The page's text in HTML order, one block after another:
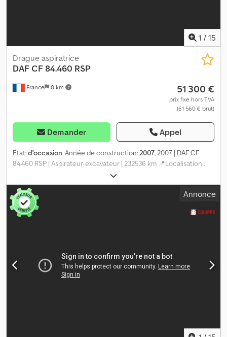
1 / 15
France 0 km
Drague aspiratrice
DAF CF 84.460 RSP
51 300 €
prix fixe hors TVA
(61 560 € brut)
Demander Appel
État:d'occasion, Année de construction:2007, 2007 | DAF CF
84.460 RSP | Aspirateur-excavateur | 232536 km 📍Localisation :
France 🚛 Livraison possible jusqu’à votre destination – Utilisez
notre calculateur de transport pour estimer les frais
d’acheminement ! 💰 Achetez maintenant pour 51 300 EUR ou
faites une offre. Paiement à la livraison possible avec des frais
modérés (sous réserve d’approbation)* 👷‍♂️ Inspecté par un expert
assez prononcée des pneus. Présence d’oxydation sur la benne
et la turbine. Toutes les fonctions sont opérationnelles. Possibilité
de couper la vanne d’air à l’arrière gauche du véhicule.
supplémentaires ou une vidéo ? Astuce : La référence "40180
Annonce